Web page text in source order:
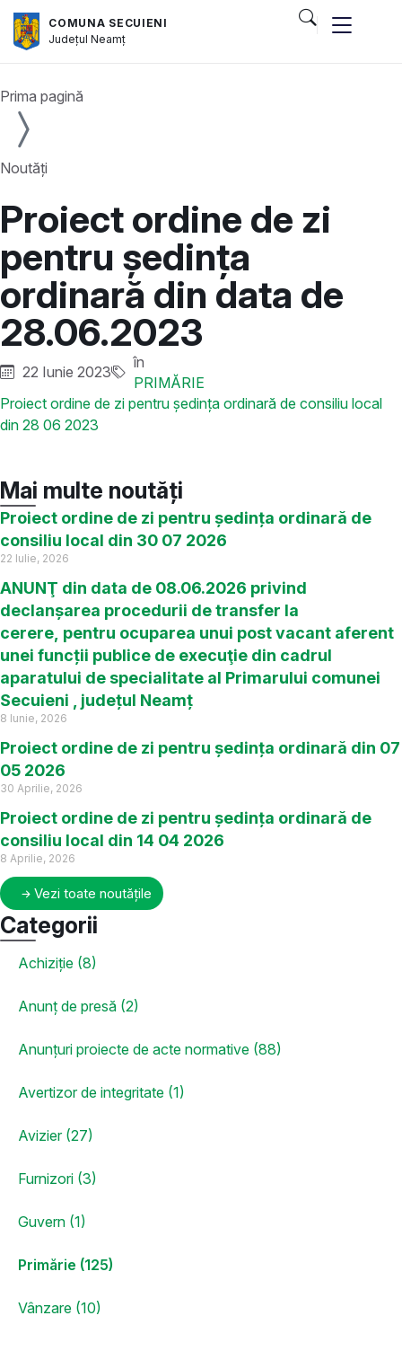
COMUNA SECUIENI
JudețulNeamț
Prima pagină
Noutăți
Proiect ordine de zi
pentru ședința
ordinară din data de
28.06.2023
22 Iunie 2023
în
PRIMĂRIE
Proiect ordine de zi pentru ședința ordinară de consiliu local
din 28 06 2023
Mai multe noutăți
Proiect ordine de zi pentru ședința ordinară de
consiliu local din 30 07 2026
22 Iulie, 2026
ANUNŢ din data de 08.06.2026 privind
declanșarea procedurii de transfer la
cerere, pentru ocuparea unui post vacant aferent
unei funcții publice de execuţie din cadrul
aparatului de specialitate al Primarului comunei
Secuieni , județul Neamț
8 Iunie, 2026
Proiect ordine de zi pentru ședința ordinară din 07
05 2026
30 Aprilie, 2026
Proiect ordine de zi pentru ședința ordinară de
consiliu local din 14 04 2026
8 Aprilie, 2026
Vezi toate noutățile
Categorii
Achiziție (8)
Anunț de presă (2)
Anunțuri proiecte de acte normative (88)
Avertizor de integritate (1)
Avizier (27)
Furnizori (3)
Guvern (1)
Primărie (125)
Vânzare (10)